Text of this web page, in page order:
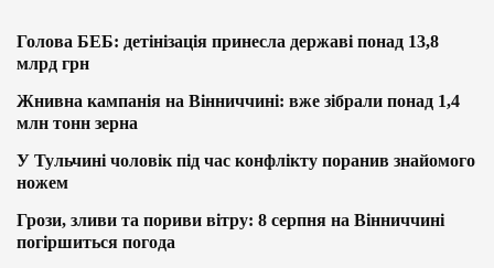
Голова БЕБ: детінізація принесла державі понад 13,8
млрд грн
Жнивна кампанія на Вінниччині: вже зібрали понад 1,4
млн тонн зерна
У Тульчині чоловік під час конфлікту поранив знайомого
ножем
Грози, зливи та пориви вітру: 8 серпня на Вінниччині
погіршиться погода